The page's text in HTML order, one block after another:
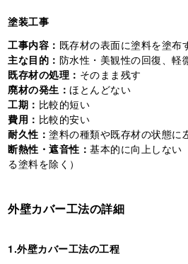
塗装工事
工事内容： 既存材の表面に塗料を塗布
主な目的： 防水性・美観性の回復、軽
既存材の処理： そのまま残す
廃材の発生：ほとんどない
工期： 比較的短い
費用： 比較的安い
耐久性：塗料の種類や既存材の状態に
断熱性・遮音性：基本的に向上しない
る塗料を除く）
外壁カバー工法の詳細
1.外壁カバー工法の工程